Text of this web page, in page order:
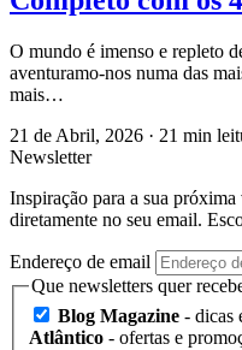
O mundo é imenso e repleto
aventuramo-nos numa das
mais…
21 de Abril, 2026 · 21 min
Newsletter
Inspiração para a sua
diretamente no seu email.
Endereço de email
Que newsletters quer
Blog Magazine - dicas
Atlântico - ofertas e